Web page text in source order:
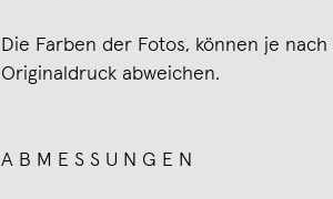
Die Farben der Fotos, können je
Originaldruck abweichen.
A B M E S S U N G E N